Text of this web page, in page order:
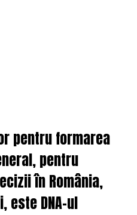
pentru formarea
pentru
în România,
este DNA-ul